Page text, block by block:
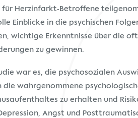
Herzinfarkt-Betroffene
Einblicke in die psychischen
wichtige Erkenntnisse über die
zu gewinnen.
war es, die psychosozialen
die wahrgenommene
zu erhalten und
Angst und